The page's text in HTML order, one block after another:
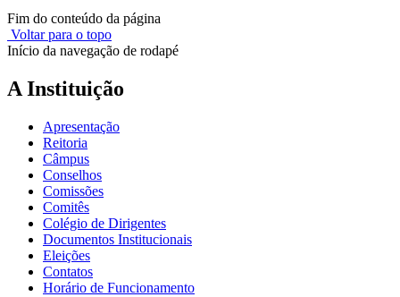
Fim do conteúdo da página
Voltar para o topo
Início da navegação de rodapé
A Instituição
Apresentação
Reitoria
Câmpus
Conselhos
Comissões
Comitês
Colégio de Dirigentes
Documentos Institucionais
Eleições
Contatos
Horário de Funcionamento